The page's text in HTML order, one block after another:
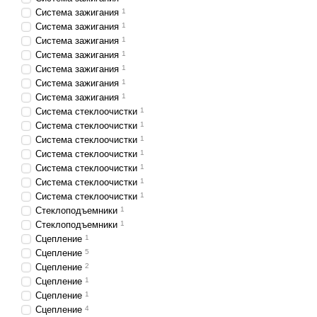
Система зажигания 1
Система зажигания 1
Система зажигания 1
Система зажигания 1
Система зажигания 1
Система зажигания 1
Система зажигания 1
Система cтеклоочистки 1
Система cтеклоочистки 1
Система cтеклоочистки 1
Система cтеклоочистки 1
Система cтеклоочистки 1
Система cтеклоочистки 1
Система cтеклоочистки 1
Стеклоподъемники 1
Стеклоподъемники 1
Сцепление 1
Сцепление 5
Сцепление 2
Сцепление 1
Сцепление 1
Сцепление 4